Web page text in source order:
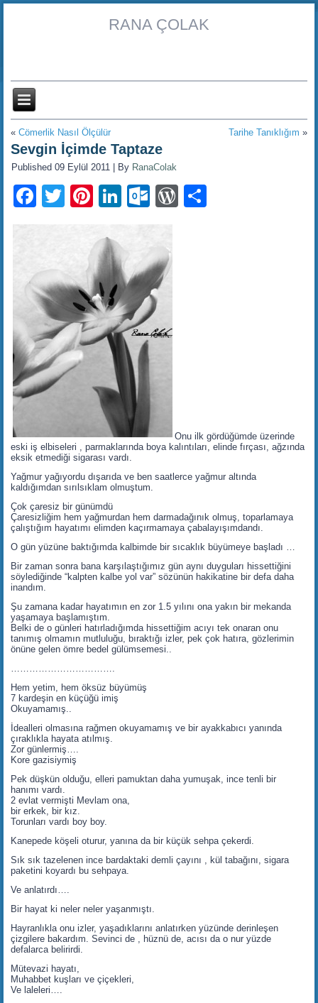
RANA ÇOLAK
«Cömerlik Nasıl Ölçülür Tarihe Tanıklığım »
Sevgin İçimde Taptaze
Published 09 Eylül 2011 By RanaColak
Facebook
TwitterPinterest
LinkedIn
Outlook.com
WordPress
Onu ilk gördüğümde üzerinde
eski iş elbiseleri , parmaklarında boya kalıntıları, elinde fırçası, ağzında
eksik etmediği sigarası vardı.
Yağmur yağıyordu dışarıda ve ben saatlerce yağmur altında
kaldığımdan sırılsıklam olmuştum.
Çok çaresiz bir günümdü
Çaresizliğim hem yağmurdan hem darmadağınık olmuş, toparlamaya
çalıştığım hayatımı elimden kaçırmamaya çabalayışımdandı.
O gün yüzüne baktığımda kalbimde bir sıcaklık büyümeye başladı …
Bir zaman sonra bana karşılaştığımız gün aynı duyguları hissettiğini
söylediğinde “kalpten kalbe yol var” sözünün hakikatine bir defa daha
inandım.
Şu zamana kadar hayatımın en zor 1.5 yılını ona yakın bir mekanda
yaşamaya başlamıştım.
Belki de o günleri hatırladığımda hissettiğim acıyı tek onaran onu
tanımış olmamın mutluluğu, bıraktığı izler, pek çok hatıra, gözlerimin
önüne gelen ömre bedel gülümsemesi..
…………………………….
Hem yetim, hem öksüz büyümüş
7 kardeşin en küçüğü imiş
Okuyamamış..
İdealleri olmasına rağmen okuyamamış ve bir ayakkabıcı yanında
çıraklıkla hayata atılmış.
Zor günlermiş….
Kore gazisiymiş
Pek düşkün olduğu, elleri pamuktan daha yumuşak, ince tenli bir
hanımı vardı.
2 evlat vermişti Mevlam ona,
bir erkek, bir kız.
Torunları vardı boy boy.
Kanepede köşeli oturur, yanına da bir küçük sehpa çekerdi.
Sık sık tazelenen ince bardaktaki demli çayını , kül tabağını, sigara
paketini koyardı bu sehpaya.
Ve anlatırdı….
Bir hayat ki neler neler yaşanmıştı.
Hayranlıkla onu izler, yaşadıklarını anlatırken yüzünde derinleşen
çizgilere bakardım. Sevinci de , hüznü de, acısı da o nur yüzde
defalarca belirirdi.
Mütevazi hayatı,
Muhabbet kuşları ve çiçekleri,
Ve laleleri….